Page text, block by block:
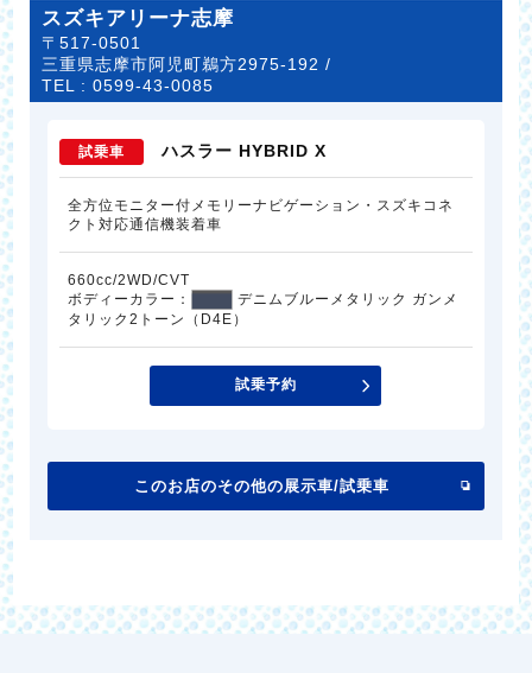
スズキアリーナ志摩
〒517-0501
三重県志摩市阿児町鵜方2975-192 /
TEL :0599-43-0085
試乗車 ハスラー HYBRID X
全方位モニター付メモリーナビゲーション・スズキコネ
クト対応通信機装着車
660cc/2WD/CVT
ボディーカラー：
デニムブルーメタリック ガンメ
タリック2トーン（D4E）
試乗予約
このお店のその他の展示車/試乗車